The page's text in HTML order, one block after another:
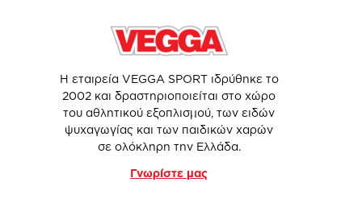
Η εταιρεία VEGGA SPORT ιδρύθηκε το
2002 και δραστηριοποιείται στο χώρο
του αθλητικού εξοπλισμού, των ειδών
ψυχαγωγίας και των παιδικών χαρών
σε ολόκληρη την Ελλάδα.
Γνωρίστε μας